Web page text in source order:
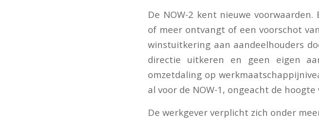
De NOW-2 kent nieuwe
of meer ontvangt of een voorschot
winstuitkering aan aandeelhouders
directie uitkeren en geen eigen
omzetdaling op
al voor de NOW-1, ongeacht de
De werkgever verplicht zich onder